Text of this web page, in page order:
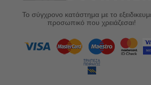
Το σύγχρονο κατάστημα με το
προσωπικό που χρειάζεσαι!